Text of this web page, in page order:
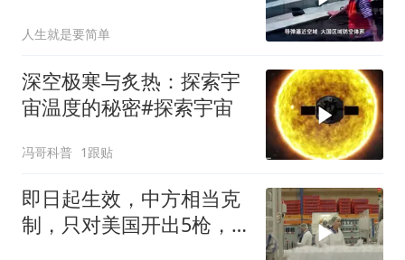
人生就是要简单
深空极寒与炙热：探索宇
宙温度的秘密#探索宇宙
冯哥科普 1跟贴
即日起生效，中方相当克
制，只对美国开出5枪，